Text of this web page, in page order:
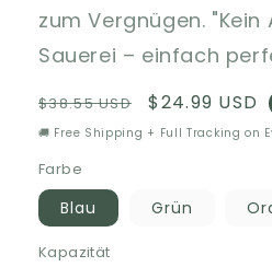
zum Vergnügen. "Kein
Sauerei – einfach
Regular
price
$38.55 USD
Sale
price
$24.99 USD
🚚 Free Shipping + Full Tracking on
Farbe
Blau Grün
Kapazität